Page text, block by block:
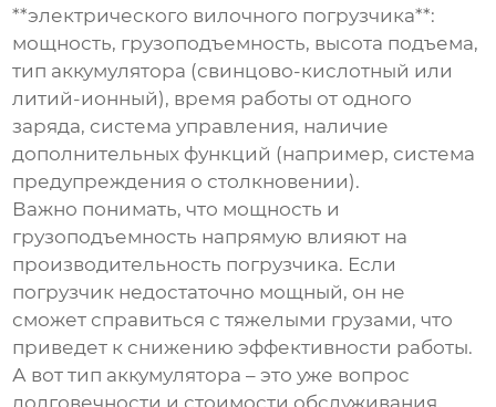
**электрического вилочного погрузчика**:
мощность, грузоподъемность, высота подъема,
тип аккумулятора (свинцово-кислотный или
литий-ионный), время работы от одного
заряда, система управления, наличие
дополнительных функций (например, система
предупреждения о столкновении).
Важно понимать, что мощность и
грузоподъемность напрямую влияют на
производительность погрузчика. Если
погрузчик недостаточно мощный, он не
сможет справиться с тяжелыми грузами, что
приведет к снижению эффективности работы.
А вот тип аккумулятора – это уже вопрос
долговечности и стоимости обслуживания.